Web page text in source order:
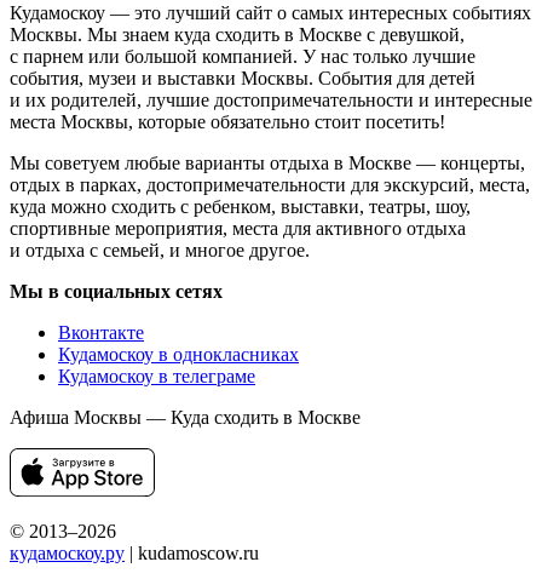
Кудамоскоу — это лучший сайт о самых интересных событиях
Москвы. Мы знаем куда сходить в Москве с девушкой,
с парнем или большой компанией. У нас только лучшие
события, музеи и выставки Москвы. События для детей
и их родителей, лучшие достопримечательности и интересные
места Москвы, которые обязательно стоит посетить!
Мы советуем любые варианты отдыха в Москве — концерты,
отдых в парках, достопримечательности для экскурсий, места,
куда можно сходить с ребенком, выставки, театры, шоу,
спортивные мероприятия, места для активного отдыха
и отдыха с семьей, и многое другое.
Мы в социальных сетях
Вконтакте
Кудамоскоу в однокласниках
Кудамоскоу в телеграме
Афиша Москвы — Куда сходить в Москве
© 2013–2026
кудамоскоу.ру | kudamoscow.ru